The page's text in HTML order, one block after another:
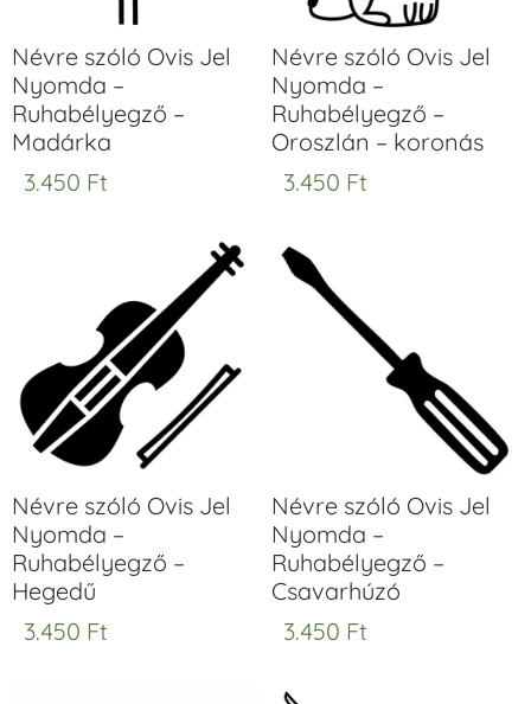
Névre szóló Ovis Jel
Nyomda –
Ruhabélyegző –
Madárka
3.450 Ft
Névre szóló Ovis Jel
Nyomda –
Ruhabélyegző –
Oroszlán – koronás
3.450 Ft
Névre szóló Ovis Jel
Nyomda –
Ruhabélyegző –
Hegedű
3.450 Ft
Névre szóló Ovis Jel
Nyomda –
Ruhabélyegző –
Csavarhúzó
3.450 Ft